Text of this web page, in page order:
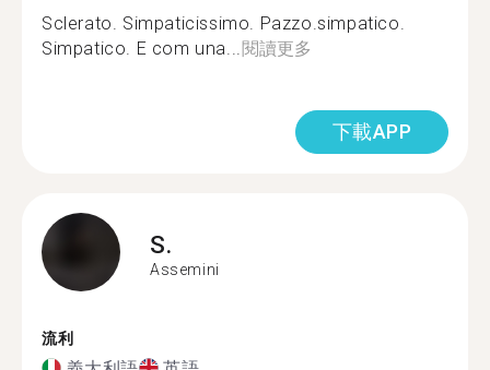
Sclerato. Simpaticissimo. Pazzo.simpatico.
Simpatico. E com una...閱讀更多
下載APP
S.
Assemini
流利